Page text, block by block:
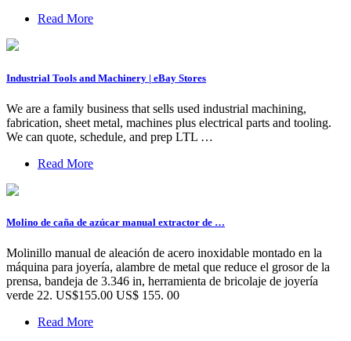
Read More
Industrial Tools and Machinery | eBay Stores
We are a family business that sells used industrial machining,
fabrication, sheet metal, machines plus electrical parts and tooling.
We can quote, schedule, and prep LTL …
Read More
Molino de caña de azúcar manual extractor de …
Molinillo manual de aleación de acero inoxidable montado en la
máquina para joyería, alambre de metal que reduce el grosor de la
prensa, bandeja de 3.346 in, herramienta de bricolaje de joyería
verde 22. US$155.00 US$ 155. 00
Read More